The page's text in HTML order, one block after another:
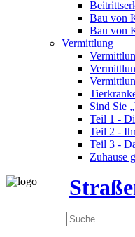
Bau von
Bau von
Vermittlung
Sind Sie
Teil 1 -
Teil 2 -
Teil 3 -
Zuhause